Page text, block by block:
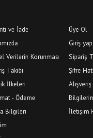
ve İade
Verilerin Korunması
Takibi
İlkeleri
- Ödeme
Bilgileri
Üye Ol
Giriş yap
Sipariş
Şifre
İletişim